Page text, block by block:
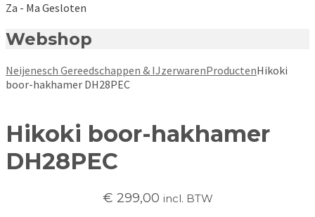
Za - Ma Gesloten
Webshop
Neijenesch Gereedschappen & IJzerwarenProductenHikoki
boor-hakhamer DH28PEC
Hikoki boor-hakhamer
DH28PEC
€ 299,00 incl. BTW